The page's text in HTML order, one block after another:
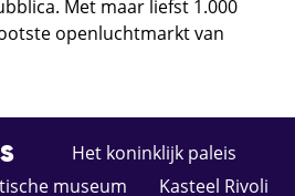
Met maar liefst 1.000
openluchtmarkt van
Het koninklijk paleis
museum
Kasteel Rivoli